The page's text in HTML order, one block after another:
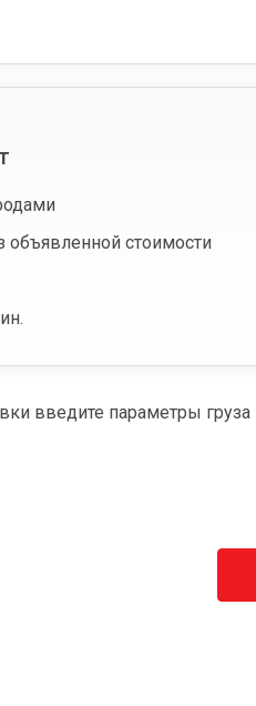
объявленной стоимости
введите параметры груза